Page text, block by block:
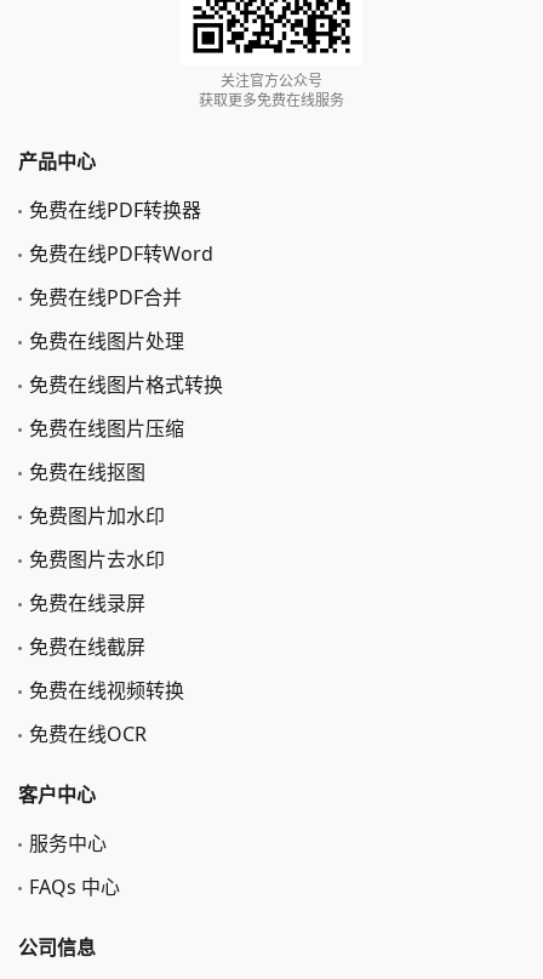
关注官方公众号
获取更多免费在线服务
产品中心
免费在线PDF转换器
免费在线PDF转Word
免费在线PDF合并
免费在线图片处理
免费在线图片格式转换
免费在线图片压缩
免费在线抠图
免费图片加水印
免费图片去水印
免费在线录屏
免费在线截屏
免费在线视频转换
免费在线OCR
客户中心
服务中心
FAQs 中心
公司信息